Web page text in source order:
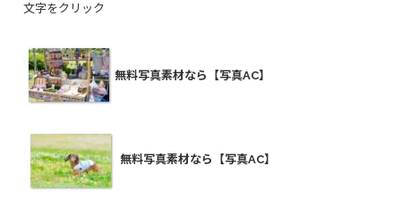
文字をクリック
無料写真素材なら【写真AC】
無料写真素材なら【写真AC】